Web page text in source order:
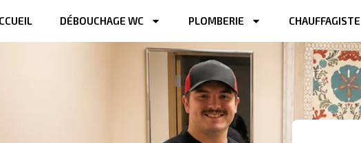
DÉBOUCHAGE WC PLOMBERIE CHAUFFAGISTE